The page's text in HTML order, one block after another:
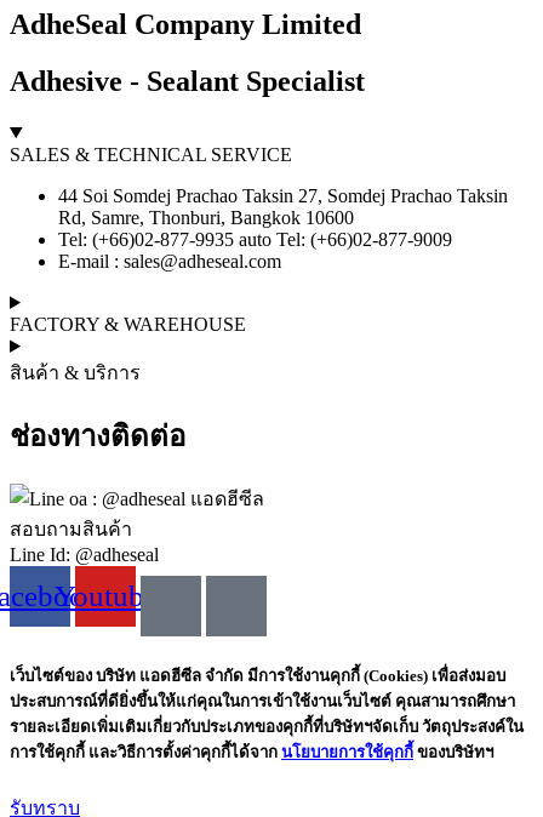
AdheSeal Company Limited
Adhesive - Sealant Specialist
SALES & TECHNICAL SERVICE
44 Soi Somdej Prachao Taksin 27, Somdej Prachao Taksin
Rd, Samre, Thonburi, Bangkok 10600
Tel: (+66)02-877-9935 auto Tel: (+66)02-877-9009
E-mail : sales@adheseal.com
FACTORY & WAREHOUSE
สินค้า & บริการ
ช่องทางติดต่อ
สอบถามสินค้า
Line Id: @adheseal
Youtube
เว็บไซต์ของ บริษัท แอดฮีซีล จำกัด มีการใช้งานคุกกี้ (Cookies) เพื่อส่งมอบ
ประสบการณ์ที่ดียิ่งขึ้นให้แก่คุณในการเข้าใช้งานเว็บไซต์ คุณสามารถศึกษา
รายละเอียดเพิ่มเติมเกี่ยวกับประเภทของคุกกี้ที่บริษัทฯจัดเก็บ วัตถุประสงค์ใน
การใช้คุกกี้ และวิธีการตั้งค่าคุกกี้ได้จาก นโยบายการใช้คุกกี้ ของบริษัทฯ
รับทราบ